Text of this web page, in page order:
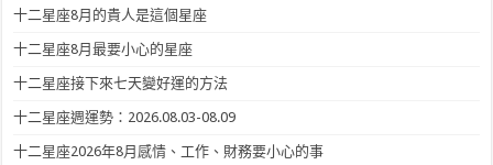
十二星座8月的貴人是這個星座
十二星座8月最要小心的星座
十二星座接下來七天變好運的方法
十二星座週運勢：2026.08.03-08.09
十二星座2026年8月感情、工作、財務要小心的事